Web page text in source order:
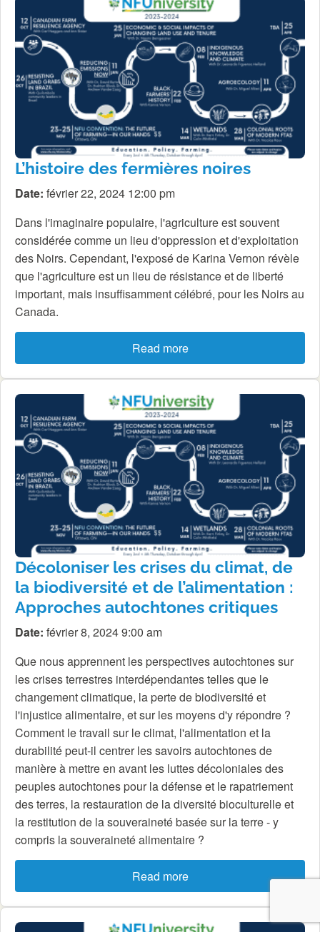
L’histoire des fermières noires
Date: février 22, 2024 12:00 pm
Dans l'imaginaire populaire, l'agriculture est souvent
considérée comme un lieu d'oppression et d'exploitation
des Noirs. Cependant, l'exposé de Karina Vernon révèle
que l'agriculture est un lieu de résistance et de liberté
important, mais insuffisamment célébré, pour les Noirs au
Canada.
Read more
Décoloniser les crises du climat, de
la biodiversité et de l’alimentation :
Approches autochtones critiques
Date: février 8, 2024 9:00 am
Que nous apprennent les perspectives autochtones sur
les crises terrestres interdépendantes telles que le
changement climatique, la perte de biodiversité et
l'injustice alimentaire, et sur les moyens d'y répondre ?
Comment le travail sur le climat, l'alimentation et la
durabilité peut-il centrer les savoirs autochtones de
manière à mettre en avant les luttes décoloniales des
peuples autochtones pour la défense et le rapatriement
des terres, la restauration de la diversité bioculturelle et
la restitution de la souveraineté basée sur la terre - y
compris la souveraineté alimentaire ?
Read more